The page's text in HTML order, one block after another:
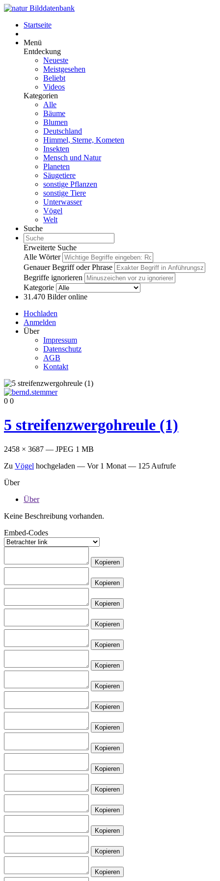
Startseite
Menü
Entdeckung
Neueste
Meistgesehen
Beliebt
Videos
Kategorien
Alle
Bäume
Blumen
Deutschland
Himmel, Sterne, Kometen
Insekten
Mensch und Natur
Planeten
Säugetiere
sonstige Pflanzen
sonstige Tiere
Unterwasser
Vögel
Welt
Suche
Erweiterte Suche
Alle Wörter
Genauer Begriff oder Phrase
Begriffe ignorieren
Kategorie
31.470 Bilder online
Hochladen
Anmelden
Über
Impressum
Datenschutz
AGB
Kontakt
0 0
5 streifenzwergohreule (1)
2458 × 3687 — JPEG 1 MB
Zu Vögel hochgeladen — Vor 1 Monat — 125 Aufrufe
Über
Über
Keine Beschreibung vorhanden.
Embed-Codes
Kopieren
Kopieren
Kopieren
Kopieren
Kopieren
Kopieren
Kopieren
Kopieren
Kopieren
Kopieren
Kopieren
Kopieren
Kopieren
Kopieren
Kopieren
Kopieren